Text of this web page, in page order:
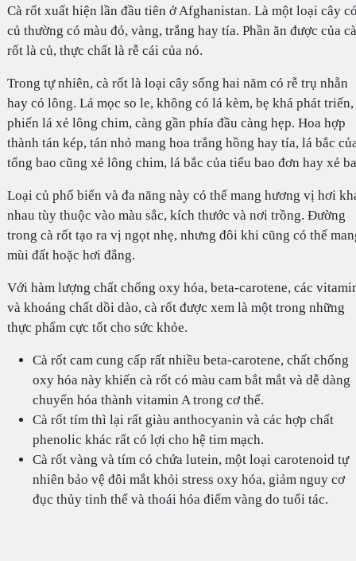
Cà rốt xuất hiện lần đầu tiên ở Afghanistan. Là một loại cây
củ thường có màu đỏ, vàng, trắng hay tía. Phần ăn được của cà
rốt là củ, thực chất là rễ cái của nó.
Trong tự nhiên, cà rốt là loại cây sống hai năm có rễ trụ nhẵn
hay có lông. Lá mọc so le, không có lá kèm, bẹ khá phát triến,
phiến lá xẻ lông chim, càng gần phía đầu càng hẹp. Hoa hợp
thành tán kép, tán nhỏ mang hoa trắng hồng hay tía, lá bắc
tổng bao cũng xẻ lông chim, lá bắc của tiểu bao đơn hay xẻ
Loại củ phổ biến và đa năng này có thể mang hương vị hơi
nhau tùy thuộc vào màu sắc, kích thước và nơi trồng. Đường
trong cà rốt tạo ra vị ngọt nhẹ, nhưng đôi khi cũng có thể
mùi đất hoặc hơi đắng.
Với hàm lượng chất chống oxy hóa, beta-carotene, các
và khoáng chất dồi dào, cà rốt được xem là một trong những
thực phẩm cực tốt cho sức khỏe.
Cà rốt cam cung cấp rất nhiều beta-carotene, chất chống
oxy hóa này khiến cà rốt có màu cam bắt mắt và dễ dàng
chuyển hóa thành vitamin A trong cơ thể.
Cà rốt tím thì lại rất giàu anthocyanin và các hợp chất
phenolic khác rất có lợi cho hệ tim mạch.
Cà rốt vàng và tím có chứa lutein, một loại carotenoid tự
nhiên bảo vệ đôi mắt khỏi stress oxy hóa, giảm nguy cơ
đục thủy tinh thể và thoái hóa điểm vàng do tuổi tác.